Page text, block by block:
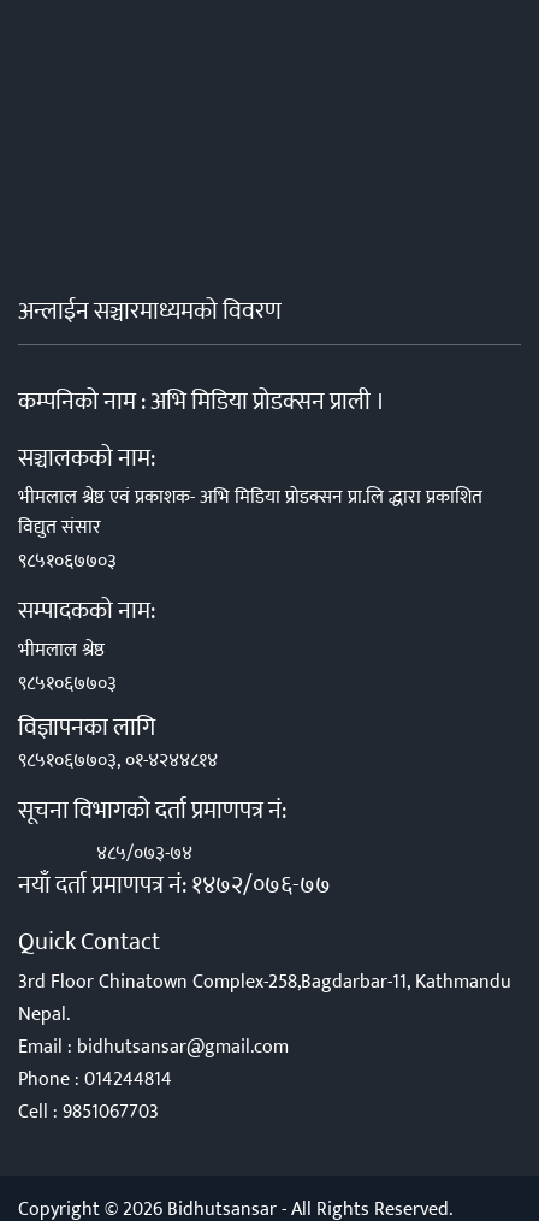
अन्लाईन सञ्चारमाध्यमको विवरण
कम्पनिको नाम : अभि मिडिया प्रोडक्सन प्राली ।
सञ्चालकको नाम:
भीमलाल श्रेष्ठ एवं प्रकाशक- अभि मिडिया प्रोडक्सन प्रा.लि द्धारा प्रकाशित
विद्युत संसार
९८५१०६७७०३
सम्पादकको नाम:
भीमलाल श्रेष्ठ
९८५१०६७७०३
विज्ञापनका लागि
९८५१०६७७०३, ०१-४२४४८१४
सूचना विभागको दर्ता प्रमाणपत्र नं:
४८५/०७३-७४
नयाँ दर्ता प्रमाणपत्र नं: १४७२/०७६-७७
Quick Contact
3rd Floor Chinatown Complex-258,Bagdarbar-11, Kathmandu
Nepal.
Email : bidhutsansar@gmail.com
Phone :014244814
Cell :9851067703
Copyright © 2026 Bidhutsansar - All Rights Reserved.